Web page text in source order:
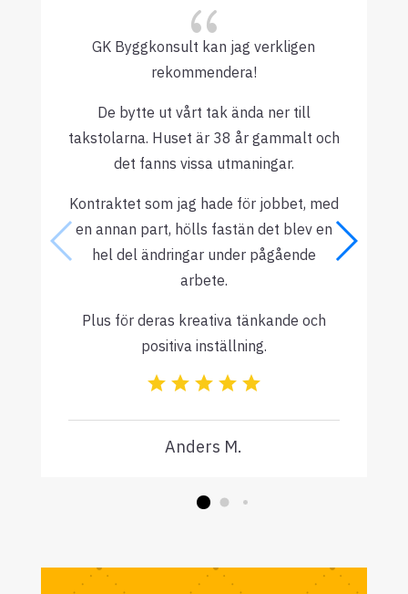
{
GK Byggkonsult kan jag verkligen
rekommendera!
De bytte ut vårt tak ända ner till
takstolarna. Huset är 38 år gammalt och
det fanns vissa utmaningar.
Kontraktet som jag hade för jobbet, med
en annan part, hölls fastän det blev en
hel del ändringar under pågående
arbete.
Plus för deras kreativa tänkande och
positiva inställning.
Anders M.